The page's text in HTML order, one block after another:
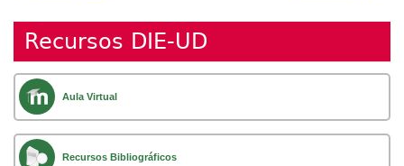
Recursos DIE-UD
Aula Virtual
Recursos Bibliográficos